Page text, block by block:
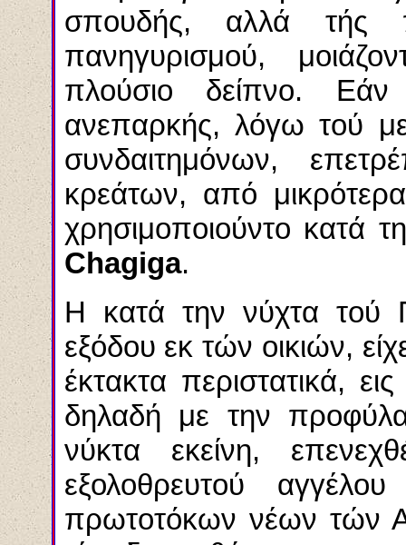
σπουδής, αλλά τής
πανηγυρισμού,
πλούσιο δείπνο.
ανεπαρκής, λόγω τού
συνδαιτημόνων,
κρεάτων, από
χρησιμοποιούντο κατά
Chagiga.
Η κατά την νύχτα τού
εξόδου εκ τών οικιών,
έκτακτα περιστατικά,
δηλαδή με την
νύκτα εκείνη,
εξολοθρευτού
πρωτοτόκων νέων τών